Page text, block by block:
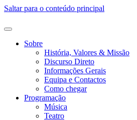
Saltar para o conteúdo principal
Sobre
História, Valores & Missão
Discurso Direto
Informações Gerais
Equipa e Contactos
Como chegar
Programação
Música
Teatro